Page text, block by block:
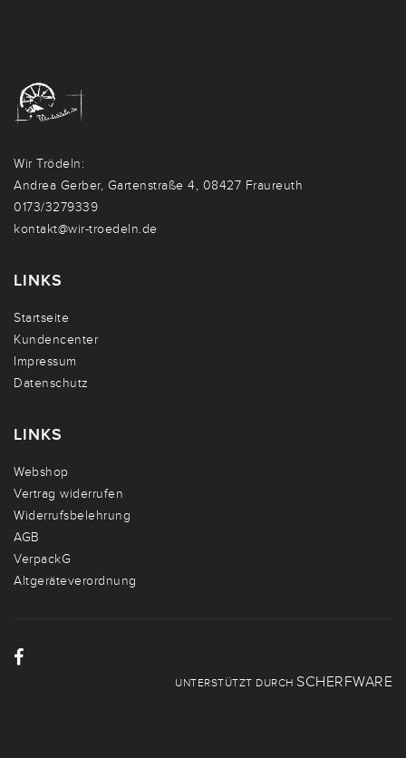
Wir Trödeln:
Andrea Gerber, Gartenstraße 4, 08427 Fraureuth
0173/3279339
kontakt@wir-troedeln.de
LINKS
Startseite
Kundencenter
Impressum
Datenschutz
LINKS
Webshop
Vertrag widerrufen
Widerrufsbelehrung
AGB
VerpackG
Altgeräteverordnung
UNTERSTÜTZT DURCH SCHERFWARE